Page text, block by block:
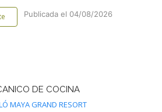
Publicada el 04/08/2026
DE COCINA
MAYA GRAND RESORT